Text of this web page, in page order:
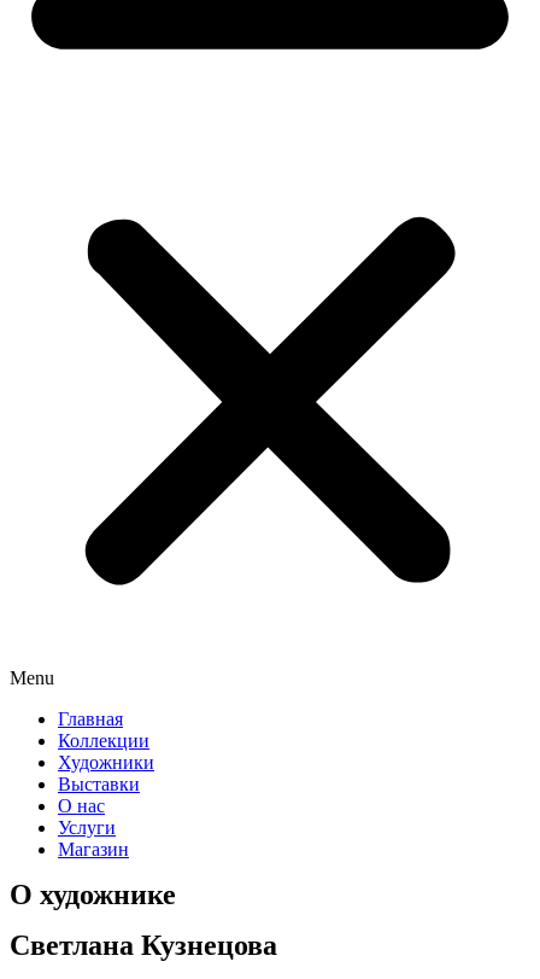
Menu
Главная
Коллекции
Художники
Выставки
О нас
Услуги
Магазин
О художнике
Светлана Кузнецова